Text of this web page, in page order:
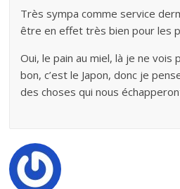
Très sympa comme service
être en effet très bien pour les
Oui, le pain au miel, là je ne
bon, c’est le Japon, donc je
des choses qui nous